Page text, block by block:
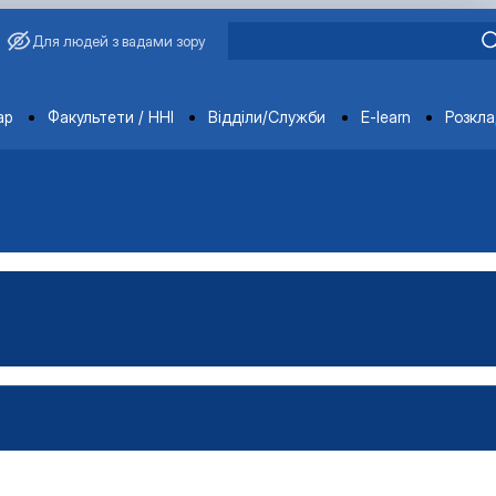
Для людей з вадами зору
Факультети / ННІ Відділи/Служби E-learn